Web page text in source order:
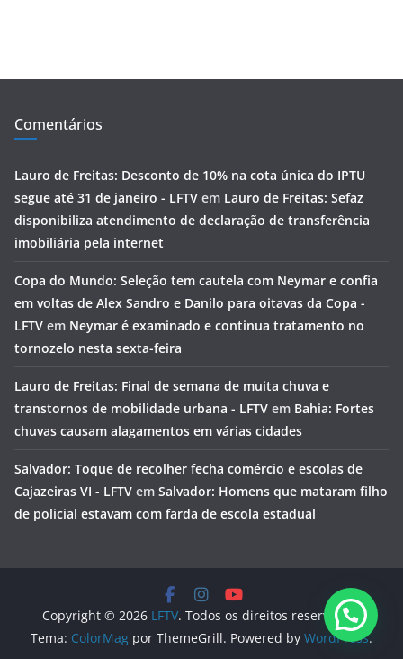
Comentários
Lauro de Freitas: Desconto de 10% na cota única do IPTU
segue até 31 de janeiro - LFTV em Lauro de Freitas: Sefaz
disponibiliza atendimento de declaração de transferência
imobiliária pela internet
Copa do Mundo: Seleção tem cautela com Neymar e confia
em voltas de Alex Sandro e Danilo para oitavas da Copa -
LFTV em Neymar é examinado e continua tratamento no
tornozelo nesta sexta-feira
Lauro de Freitas: Final de semana de muita chuva e
transtornos de mobilidade urbana - LFTV em Bahia: Fortes
chuvas causam alagamentos em várias cidades
Salvador: Toque de recolher fecha comércio e escolas de
Cajazeiras VI - LFTV em Salvador: Homens que mataram filho
de policial estavam com farda de escola estadual
Copyright © 2026 LFTV. Todos os direitos reservados.
Tema: ColorMag por ThemeGrill. Powered by WordPress.